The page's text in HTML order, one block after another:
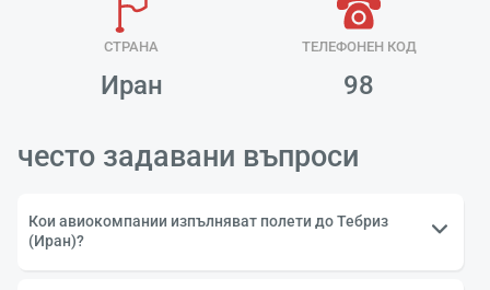
СТРАНА
Иран
ТЕЛЕФОНЕН КОД
98
често задавани въпроси
Кои авиокомпании изпълняват полети до Тебриз
(Иран)?